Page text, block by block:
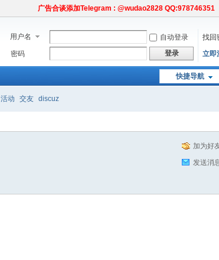
广告合谈添加Telegram : @wudao2828 QQ:978746351
用户名 自动登录
找回
密码
登录 立即
快捷导航
活动 交友 discuz
加为好
发送消